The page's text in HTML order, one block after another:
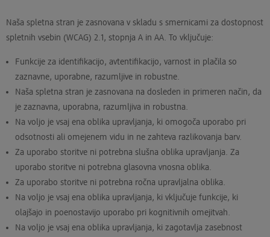
Naša spletna stran je zasnovana v skladu s smernicami za dostopnost
spletnih vsebin (WCAG) 2.1, stopnja A in AA. To vključuje:
Funkcije za identifikacijo, avtentifikacijo, varnost in plačila so
zaznavne, uporabne, razumljive in robustne.
Naša spletna stran je zasnovana na dosleden in primeren način, da
je zaznavna, uporabna, razumljiva in robustna.
Na voljo je vsaj ena oblika upravljanja, ki omogoča uporabo pri
odsotnosti ali omejenem vidu in ne zahteva razlikovanja barv.
Za uporabo storitve ni potrebna slušna oblika upravljanja. Za
uporabo storitve ni potrebna glasovna vnosna oblika.
Za uporabo storitve ni potrebna ročna upravljalna oblika.
Na voljo je vsaj ena oblika upravljanja, ki vključuje funkcije, ki
olajšajo in poenostavijo uporabo pri kognitivnih omejitvah.
Na voljo je vsaj ena oblika upravljanja, ki zagotavlja zasebnost